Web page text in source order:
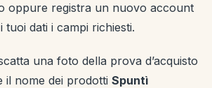
oppure registra un nuovo account
dati i campi richiesti.
una foto della prova d’acquisto
il nome dei prodotti Spuntì